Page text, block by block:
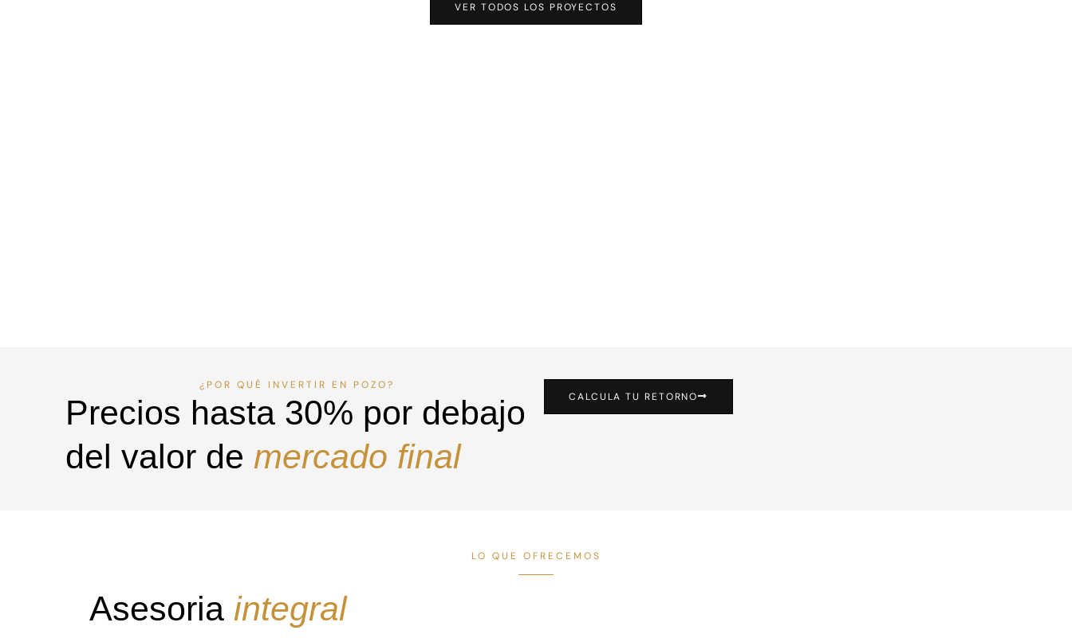
VER TODOS LOS PROYECTOS
¿POR QUÉ INVERTIR EN POZO?
Precios hasta 30% por debajo
del valor de mercado final
CALCULA TU RETORNO
LO QUE OFRECEMOS
Asesoria integral